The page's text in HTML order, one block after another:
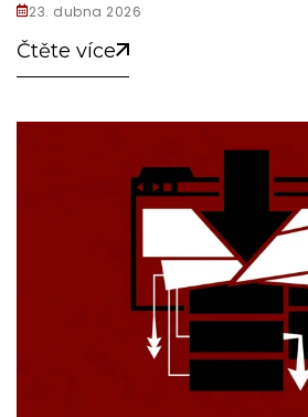
23. dubna 2026
Čtěte více